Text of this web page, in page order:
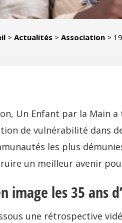
>Actualités >Association >
Un Enfant par la Main
de vulnérabilité dans
les plus
un meilleur avenir
image les 35 ans
une rétrospective